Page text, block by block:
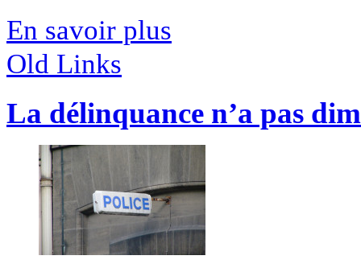
En savoir plus
Old Links
La délinquance n’a pas